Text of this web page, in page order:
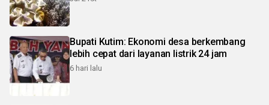
Bupati Kutim: Ekonomi desa berkembang
lebih cepat dari layanan listrik 24 jam
6 hari lalu